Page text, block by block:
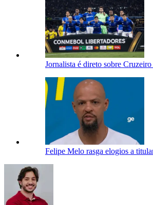
Jornalista é direto sobre
Felipe Melo rasga elogios a